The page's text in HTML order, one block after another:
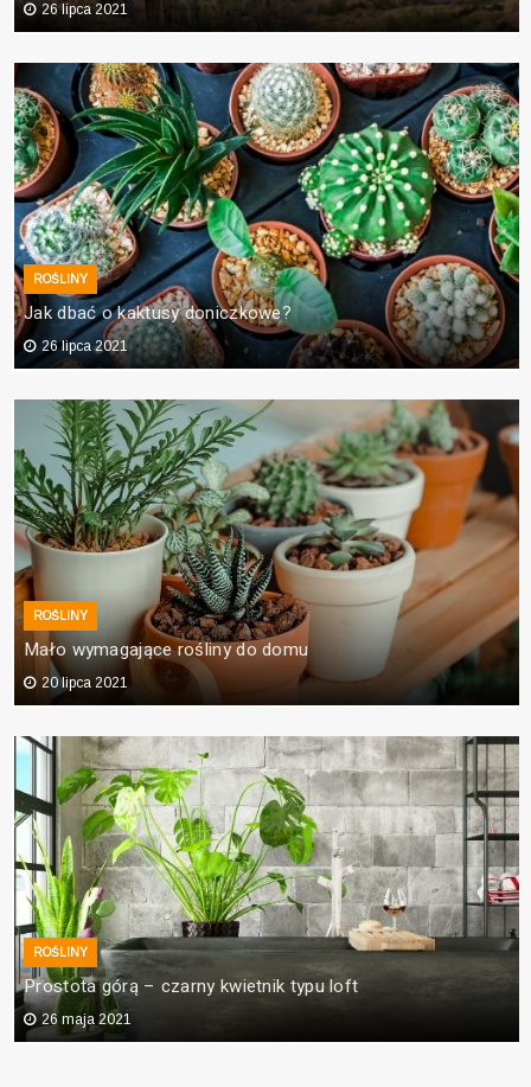
26 lipca 2021
ROŚLINY
Jak dbać o kaktusy doniczkowe?
26 lipca 2021
ROŚLINY
Mało wymagające rośliny do domu
20 lipca 2021
ROŚLINY
Prostota górą – czarny kwietnik typu loft
26 maja 2021